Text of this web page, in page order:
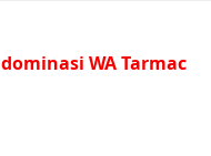
WA Tarmac